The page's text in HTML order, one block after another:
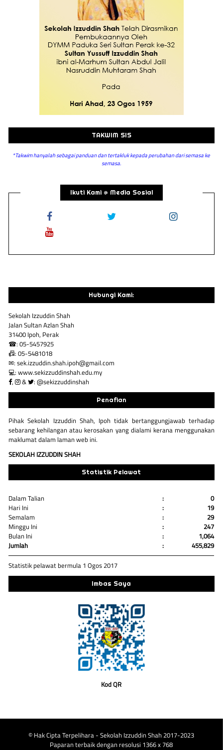
TAKWIM SIS
*Takwim hanyalah sebagai panduan dan tertakluk kepada perubahan dari semasa ke
semasa.
Ikuti Kami @ Media Sosial
Hubungi Kami:
Sekolah Izzuddin Shah
Jalan Sultan Azlan Shah
31400 Ipoh, Perak
☎: 05-5457925
📠: 05-5481018
✉: sek.izzuddin.shah.ipoh@gmail.com
💻: www.sekizzuddinshah.edu.my
,
& : @sekizzuddinshah
Penafian
Pihak Sekolah Izzuddin Shah, Ipoh tidak bertanggungjawab terhadap
sebarang kehilangan atau kerosakan yang dialami kerana menggunakan
maklumat dalam laman web ini.
SEKOLAH IZZUDDIN SHAH
Statistik Pelawat
Dalam Talian
Hari Ini
Semalam
Minggu Ini
Bulan Ini
Jumlah
:
:
:
:
:
:
0
19
29
247
1,064
455,829
Statistik pelawat bermula 1 Ogos 2017
Imbas Saya
Kod QR
© Hak Cipta Terpelihara - Sekolah Izzuddin Shah 2017-2023
Paparan terbaik dengan resolusi 1366 x 768